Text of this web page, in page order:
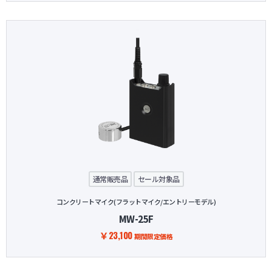
通常販売品 セール対象品
コンクリートマイク(フラットマイク/エントリーモデル)
MW-25F
￥23,100期間限定価格
お気に入り